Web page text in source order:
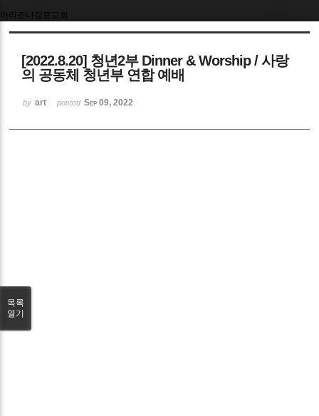
아리조나장로교회
[2022.8.20] 청년2부 Dinner & Worship / 사랑
의 공동체 청년부 연합 예배
by art posted Sep 09, 2022
목록
열기
Sketchbook5, 스케치북5